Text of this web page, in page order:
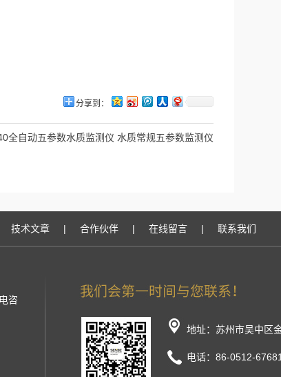
分享到：
全自动五参数水质监测仪 水质常规五参数监测仪
技术文章 | 合作伙伴 | 在线留言 | 联系我们
咨
地址：苏州市吴中区
电话：86-0512-